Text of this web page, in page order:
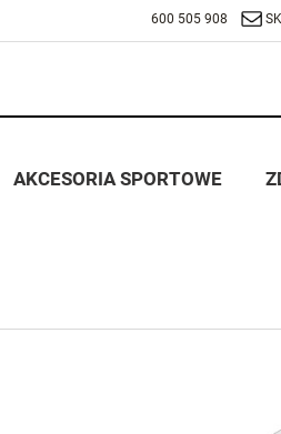
AKCESORIA SPORTOWE
600 505 908